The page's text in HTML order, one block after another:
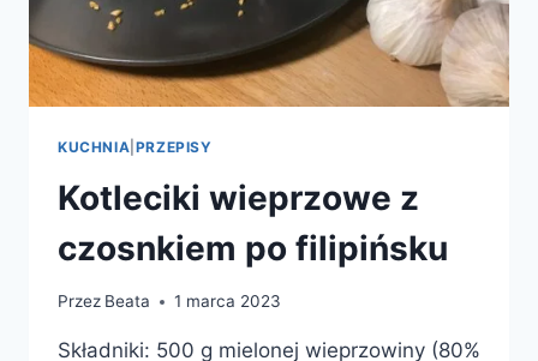
KUCHNIA PRZEPISY
Kotleciki wieprzowe z
czosnkiem po filipińsku
Przez Beata 1 marca 2023
Składniki: 500 g mielonej wieprzowiny (80%